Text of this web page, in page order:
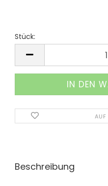
Stück:
AUF
Beschreibung